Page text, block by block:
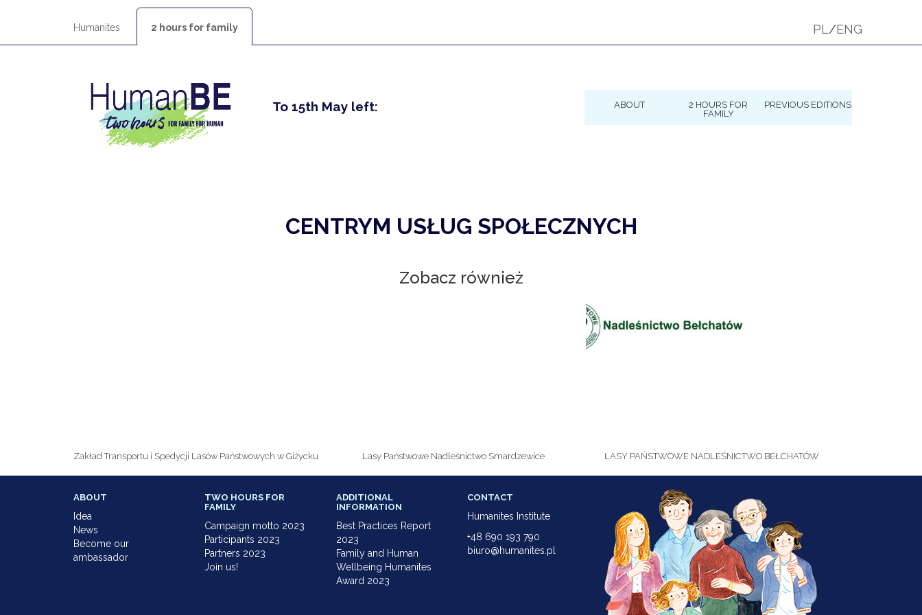
Humanites 2 hours for family PL /ENG
To 15th May left: ABOUT
2 HOURS FOR
FAMILY
PREVIOUS EDITIONS
CENTRYM USŁUG SPOŁECZNYCH
Zobacz również
Zakład Transportu i Spedycji Lasów Państwowych w Giżycku Lasy Państwowe Nadleśnictwo Smardzewice LASY PAŃSTWOWE NADLEŚNICTWO BEŁCHATÓW
ABOUT
Idea
News
Become our
ambassador
TWO HOURS FOR
FAMILY
Campaign motto 2023
Participants 2023
Partners 2023
Join us!
ADDITIONAL
INFORMATION
Best Practices Report
2023
Family and Human
Wellbeing Humanites
Award 2023
CONTACT
Humanites Institute
+48 690 193 790
biuro@humanites.pl